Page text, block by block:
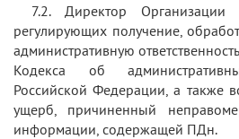
7.2. Директор
регулирующих получение,
административную
Кодекса об
Российской Федерации, а также
ущерб, причиненный
информации, содержащей ПДн.